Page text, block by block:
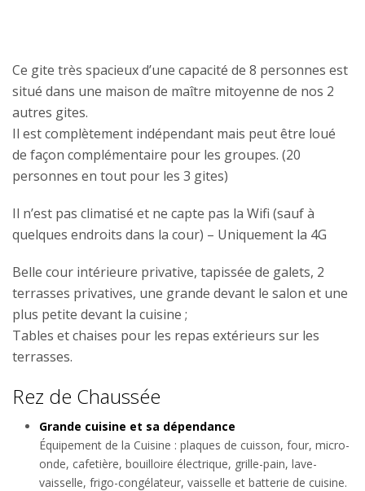
Ce gite très spacieux d’une capacité de 8 personnes est
situé dans une maison de maître mitoyenne de nos 2
autres gites.
Il est complètement indépendant mais peut être loué
de façon complémentaire pour les groupes. (20
personnes en tout pour les 3 gites)
Il n’est pas climatisé et ne capte pas la Wifi (sauf à
quelques endroits dans la cour) – Uniquement la 4G
Belle cour intérieure privative, tapissée de galets, 2
terrasses privatives, une grande devant le salon et une
plus petite devant la cuisine ;
Tables et chaises pour les repas extérieurs sur les
terrasses.
Rez de Chaussée
Grande cuisine et sa dépendance
Équipement de la Cuisine : plaques de cuisson, four, micro-
onde, cafetière, bouilloire électrique, grille-pain, lave-
vaisselle, frigo-congélateur, vaisselle et batterie de cuisine.